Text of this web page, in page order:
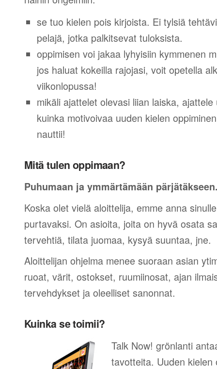
se tuo kielen pois kirjoista. Ei tylsiä
pelajä, jotka palkitsevat tuloksista.
oppimisen voi jakaa lyhyisiin kymmenen
jos haluat kokeilla rajojasi, voit opetella
viikonlopussa!
mikäli ajattelet olevasi liian laiska,
kuinka motivoivaa uuden kielen
nauttii!
Mitä tulen oppimaan?
Puhumaan ja ymmärtämään
Koska olet vielä aloittelija, emme anna
purtavaksi. On asioita, joita on hyvä osata
tervehtiä, tilata juomaa, kysyä suuntaa, jne.
Aloittelijan ohjelma menee suoraan asian
ruoat, värit, ostokset, ruumiinosat, ajan
tervehdykset ja oleelliset sanonnat.
Kuinka se toimii?
Talk Now! grönlanti
tavotteita. Uuden